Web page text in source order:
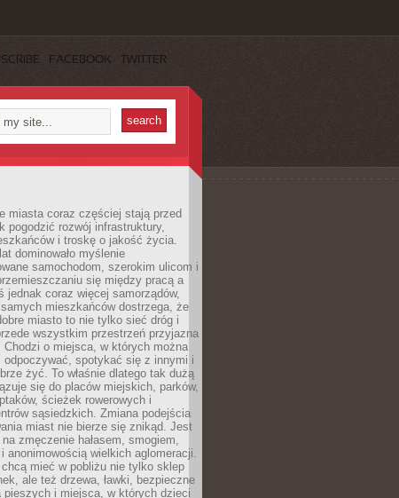
FACEBOOK TWITTER
miasta coraz częściej stają przed
pogodzić rozwój infrastruktury,
i troskę o jakość życia.
dominowało myślenie
samochodom, szerokim ulicom i
się między pracą a
jednak coraz więcej samorządów,
mieszkańców dostrzega, że
miasto to nie tylko sieć dróg i
wszystkim przestrzeń przyjazna
Chodzi o miejsca, w których można
odpoczywać, spotykać się z innymi i
żyć. To właśnie dlatego tak dużą
się do placów miejskich, parków,
ścieżek rowerowych i
sąsiedzkich. Zmiana podejścia
miast nie bierze się znikąd. Jest
zmęczenie hałasem, smogiem,
anonimowością wielkich aglomeracji.
mieć w pobliżu nie tylko sklep
ale też drzewa, ławki, bezpieczne
pieszych i miejsca, w których dzieci